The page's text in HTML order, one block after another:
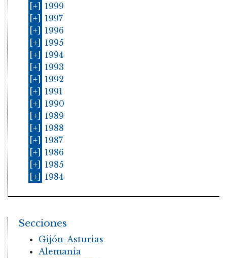
[+]
1999
[+]
1997
[+]
1996
[+]
1995
[+]
1994
[+]
1993
[+]
1992
[+]
1991
[+]
1990
[+]
1989
[+]
1988
[+]
1987
[+]
1986
[+]
1985
[+]
1984
Secciones
Gijón-Asturias
Alemania